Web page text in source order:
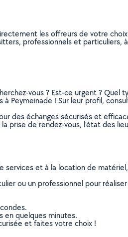
les offreurs de votre
professionnels et
vous ? Est-ce urgent ?
Peymeinade ! Sur leur profil,
des échanges sécurisés et
prise de rendez-vous, l’état des
services et à la location de
ou un professionnel pour
en quelques minutes.
et faites votre choix !